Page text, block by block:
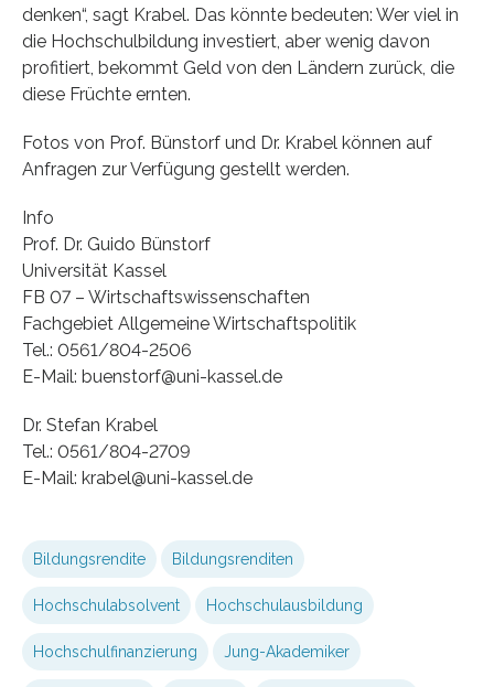
denken“, sagt Krabel. Das könnte bedeuten: Wer viel in
die Hochschulbildung investiert, aber wenig davon
profitiert, bekommt Geld von den Ländern zurück, die
diese Früchte ernten.
Fotos von Prof. Bünstorf und Dr. Krabel können auf
Anfragen zur Verfügung gestellt werden.
Info
Prof. Dr. Guido Bünstorf
Universität Kassel
FB 07 – Wirtschaftswissenschaften
Fachgebiet Allgemeine Wirtschaftspolitik
Tel.: 0561/804-2506
E-Mail: buenstorf@uni-kassel.de
Dr. Stefan Krabel
Tel.: 0561/804-2709
E-Mail: krabel@uni-kassel.de
Bildungsrendite Bildungsrenditen
Hochschulabsolvent Hochschulausbildung
Hochschulfinanzierung Jung-Akademiker